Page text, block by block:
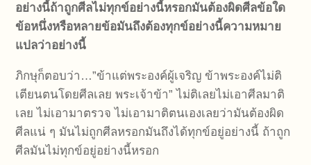
อย่างนี้ถ้าถูกศีลไม่ทุกข์อย่างนี้หรอกมันต้องผิดศีลข้อใด
ข้อหนึ่งหรือหลายข้อมันถึงต้องทุกข์อย่างนี้ความหมาย
แปลว่าอย่างนี้
ภิกษุก็ตอบว่า…”ข้าแต่พระองค์ผู้เจริญ ข้าพระองค์ไม่ติ
เตียนตนโดยศีลเลย พระเจ้าข้า” ไม่ติเลยไม่เอาศีลมาติ
เลย ไม่เอามาตรวจ ไม่เอามาติตนเองเลยว่ามันต้องผิด
ศีลแน่ ๆ มันไม่ถูกศีลหรอกมันถึงได้ทุกข์อยู่อย่างนี้ ถ้าถูก
ศีลมันไม่ทุกข์อยู่อย่างนี้หรอก